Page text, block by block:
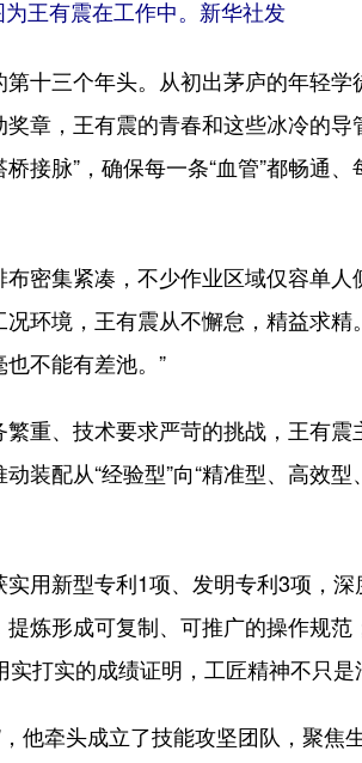
为王有震在工作中。新华社发
三个年头。从初出茅庐的年轻学
章，王有震的青春和这些冰冷的导
接脉”，确保每一条“血管”都畅通
集紧凑，不少作业区域仅容单人
环境，王有震从不懈怠，精益求精
不能有差池。”
、技术要求严苛的挑战，王有震
装配从“经验型”向“精准型、高效
新型专利1项、发明专利3项，深
炼形成可复制、可推广的操作规
打实的成绩证明，工匠精神不只是
牵头成立了技能攻坚团队，聚焦